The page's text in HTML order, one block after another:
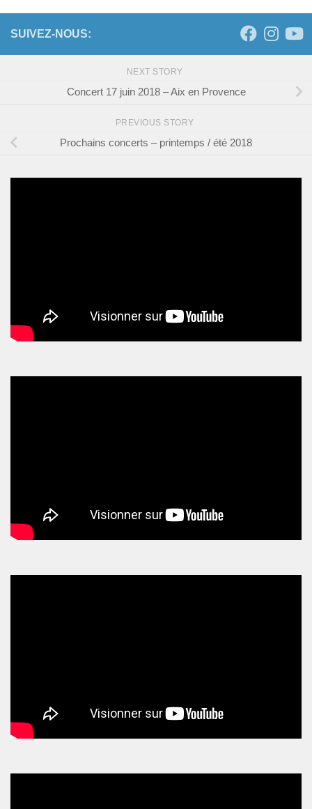
SUIVEZ-NOUS:
NEXT STORY
Concert 17 juin 2018 – Aix en Provence
PREVIOUS STORY
Prochains concerts – printemps / été 2018